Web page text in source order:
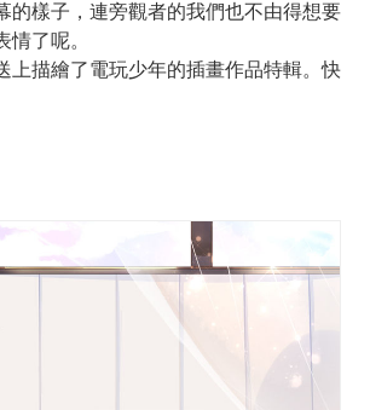
的樣子，連旁觀者的我們也不由得想要
情了呢。
上描繪了電玩少年的插畫作品特輯。快